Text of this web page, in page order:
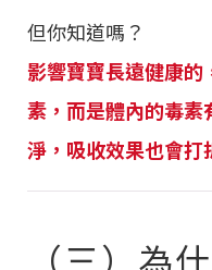
但你知道嗎？
影響寶寶長遠健康
素，而是體內的毒
淨，吸收效果也會打
（三）為